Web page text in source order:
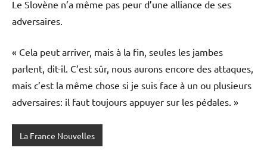
Le Slovène n’a même pas peur d’une alliance de ses
adversaires.
« Cela peut arriver, mais à la fin, seules les jambes
parlent, dit-il. C’est sûr, nous aurons encore des attaques,
mais c’est la même chose si je suis face à un ou plusieurs
adversaires: il faut toujours appuyer sur les pédales. »
La France Nouvelles